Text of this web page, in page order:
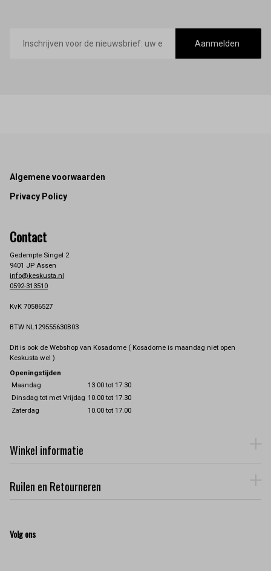
mailadres
Aanmelden
Footer
Algemene voorwaarden
Privacy Policy
Contact
Gedempte Singel 2
9401 JP Assen
info@keskusta.nl
0592-313510
KvK 70586527
BTW NL129555630B03
Dit is ook de Webshop van Kosadome ( Kosadome is maandag niet open
Keskusta wel )
Openingstijden
Maandag
13.00 tot 17.30
Dinsdag tot met Vrijdag 10.00 tot 17.30
Zaterdag
10.00 tot 17.00
Winkel informatie
Ruilen en Retourneren
Volg ons